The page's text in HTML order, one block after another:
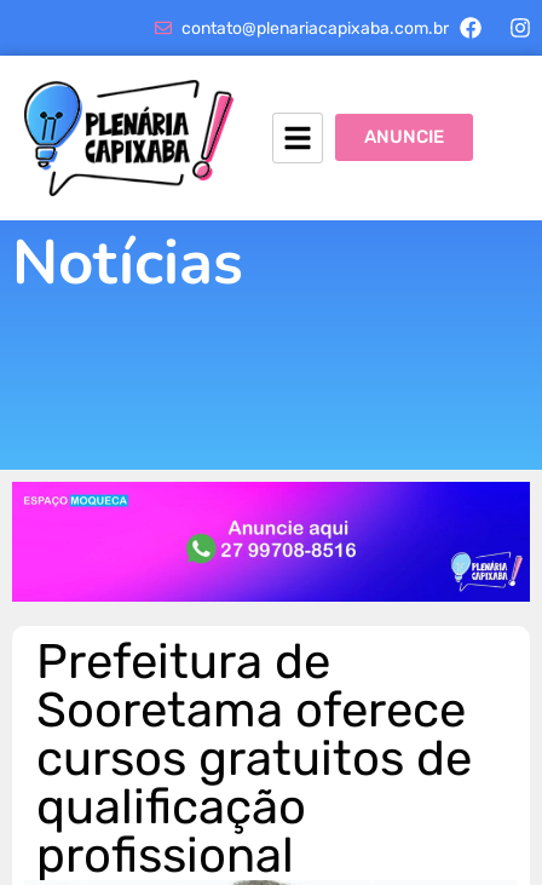
contato@plenariacapixaba.com.br
ANUNCIE
Notícias
Prefeitura de
Sooretama oferece
cursos gratuitos de
qualificação
profissional